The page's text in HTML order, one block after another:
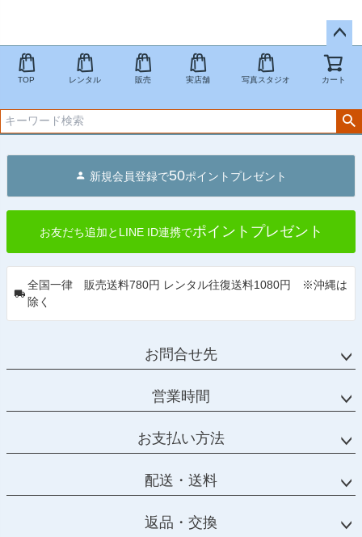
ペー
ジト
TOP レンタル 販売 実店舗 写真スタジオ カート
新規会員登録で50ポイントプレゼント
お友だち追加とLINE ID連携でポイントプレゼント
全国一律 販売送料780円 レンタル往復送料1080円 ※沖縄は
除く
お問合せ先
営業時間
お支払い方法
配送・送料
返品・交換